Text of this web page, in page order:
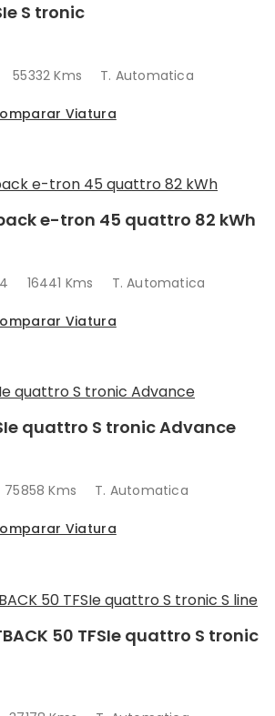
S tronic
55332 Kms T. Automatica
Viatura
e-tron 45 quattro 82 kWh
16441 Kms T. Automatica
Viatura
quattro S tronic Advance
75858 Kms T. Automatica
Viatura
50 TFSIe quattro S tronic